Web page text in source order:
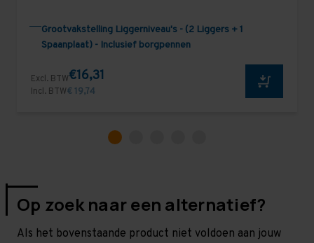
Grootvakstelling Liggerniveau's - (2 Liggers + 1
Spaanplaat) - Inclusief borgpennen
Excl. BTW€16,31
Incl. BTW€ 19,74
Op zoek naar een alternatief?
Als het bovenstaande product niet voldoen aan jouw